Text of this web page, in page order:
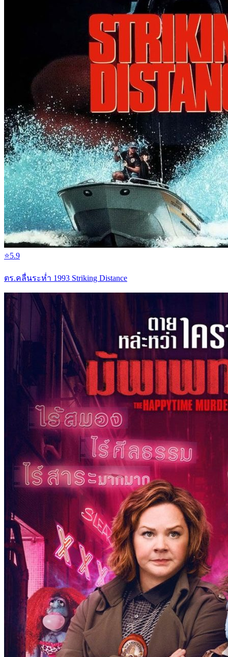
⭐5.9
ตร.คลื่นระห่ำ 1993 Striking Distance